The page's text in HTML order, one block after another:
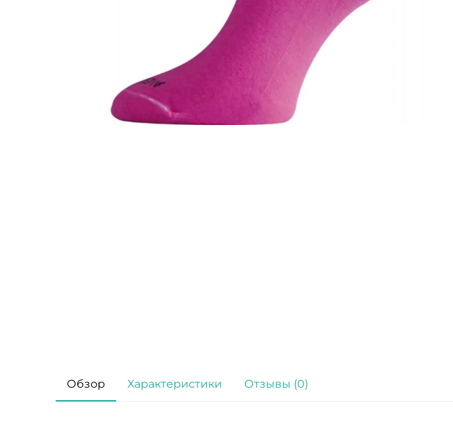
Обзор Характеристики Отзывы (0)